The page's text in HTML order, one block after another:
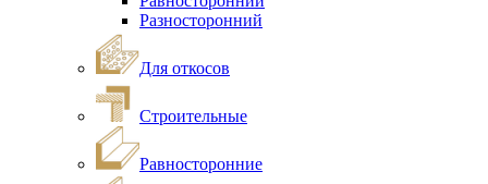
Разносторонний
Для откосов
Строительные
Равносторонние